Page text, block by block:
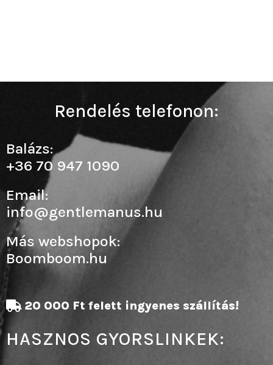
20 000 Ft felett ingyenes szállítás!
HASZNOS GYORSLINKEK:
Rendelés telefonon:
Balázs:
+36 70 947 1090
Email:
info@gentlemanus.hu
Más webshopok:
Boomboom.hu